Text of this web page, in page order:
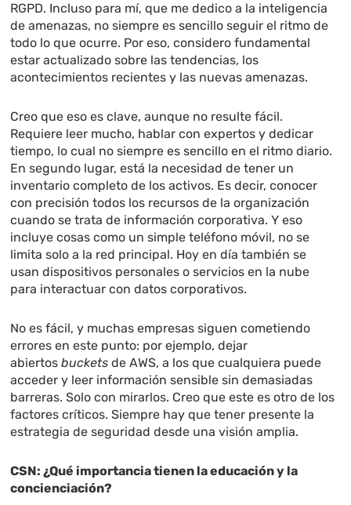
RGPD. Incluso para mí, que me dedico a la inteligencia
de amenazas, no siempre es sencillo seguir el ritmo de
todo lo que ocurre. Por eso, considero fundamental
estar actualizado sobre las tendencias, los
acontecimientos recientes y las nuevas amenazas.
Creo que eso es clave, aunque no resulte fácil.
Requiere leer mucho, hablar con expertos y dedicar
tiempo, lo cual no siempre es sencillo en el ritmo diario.
En segundo lugar, está la necesidad de tener un
inventario completo de los activos. Es decir, conocer
con precisión todos los recursos de la organización
cuando se trata de información corporativa. Y eso
incluye cosas como un simple teléfono móvil, no se
limita solo a la red principal. Hoy en día también se
usan dispositivos personales o servicios en la nube
para interactuar con datos corporativos.
No es fácil, y muchas empresas siguen cometiendo
errores en este punto: por ejemplo, dejar
abiertosbuckets de AWS, a los que cualquiera puede
acceder y leer información sensible sin demasiadas
barreras. Solo con mirarlos. Creo que este es otro de los
factores críticos. Siempre hay que tener presente la
estrategia de seguridad desde una visión amplia.
CSN: ¿Qué importancia tienen la educación y la
concienciación?